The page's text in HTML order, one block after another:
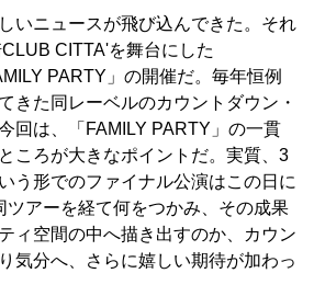
いニュースが飛び込んできた。それ
CITTA'を舞台にした
PARTY」の開催だ。毎年恒例
きた同レーベルのカウントダウン・
回は、「FAMILY PARTY」の一貫
ころが大きなポイントだ。実質、3
う形でのファイナル公演はこの日に
ツアーを経て何をつかみ、その成果
ィ空間の中へ描き出すのか、カウン
気分へ、さらに嬉しい期待が加わっ